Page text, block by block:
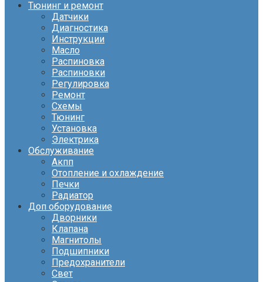
Тюнинг и ремонт
Датчики
Диагностика
Инструкции
Масло
Распиновка
Распиновки
Регулировка
Ремонт
Схемы
Тюнинг
Установка
Электрика
Обслуживание
Акпп
Отопление и охлаждение
Печки
Радиатор
Доп оборудование
Дворники
Клапана
Магнитолы
Подшипники
Предохранители
Свет